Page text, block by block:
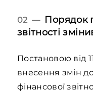
02 — Порядок
звітності
Постановою від
внесення змін
фінансової